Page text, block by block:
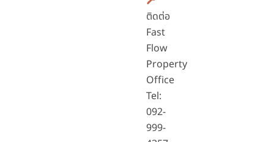
ติดต่อ
Fast
Flow
Property
Office
Tel:
092-
999-